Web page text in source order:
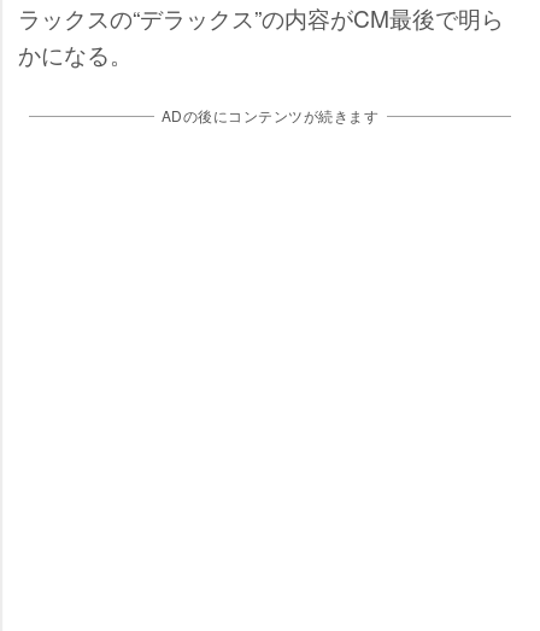
ラックスの“デラックス”の内容がCM最後で明ら
かになる。
ADの後にコンテンツが続きます